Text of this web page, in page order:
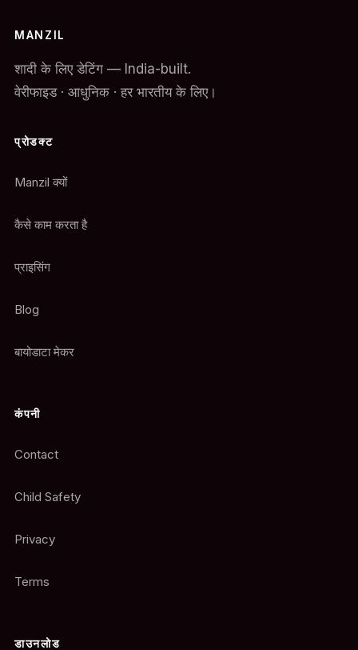
MANZIL
शादी के लिए डेटिंग — India-built.
वेरीफाइड · आधुनिक · हर भारतीय के लिए।
प्रोडक्ट
Manzil क्यों
कैसे काम करता है
प्राइसिंग
Blog
बायोडाटा मेकर
कंपनी
Contact
Child Safety
Privacy
Terms
डाउनलोड